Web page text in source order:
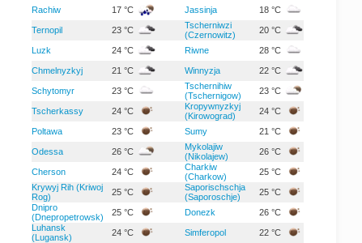
Rachiw 17 °C Jassinja 18 °C
Ternopil 23 °C
Tscherniwzi
(Czernowitz)
20 °C
Luzk 24 °C Riwne 28 °C
Chmelnyzkyj 21 °C Winnyzja 22 °C
Schytomyr 23 °C
Tschernihiw
(Tschernigow)
23 °C
Tscherkassy 24 °C
Kropywnyzkyj
(Kirowograd)
24 °C
Poltawa 23 °C Sumy 21 °C
Odessa 26 °C
Mykolajiw
(Nikolajew)
26 °C
Cherson 24 °C
Charkiw
(Charkow)
25 °C
Krywyj Rih (Kriwoj
Rog)
25 °C
Saporischschja
(Saporoschje)
25 °C
Dnipro
(Dnepropetrowsk)
25 °C Donezk
26 °C
Luhansk
(Lugansk)
24 °C Simferopol 22 °C